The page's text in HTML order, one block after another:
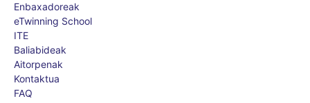
Enbaxadoreak
eTwinning School
ITE
Baliabideak
Aitorpenak
Kontaktua
FAQ